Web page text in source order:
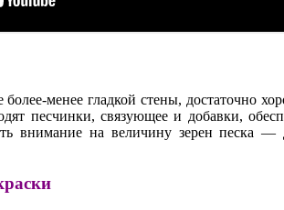
менее гладкой стены, достаточно
песчинки, связующее и добавки,
внимание на величину зерен песка